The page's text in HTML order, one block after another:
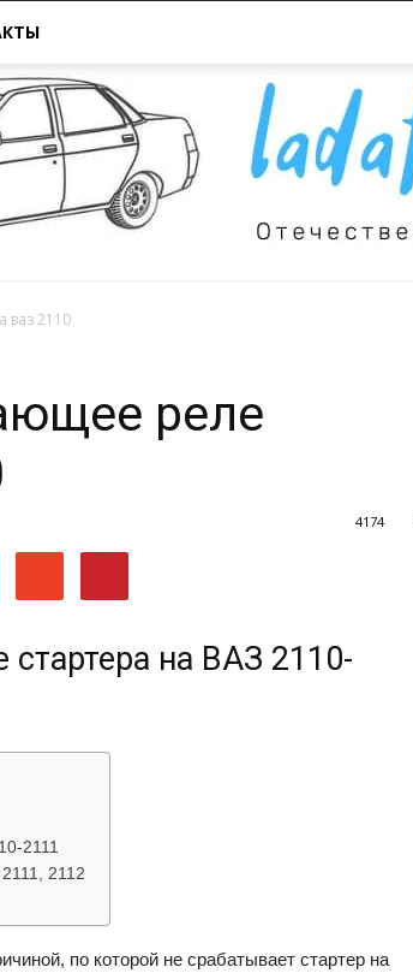
Лада
ваз 2110
реле
4174
на ВАЗ 2110-
2111
2112
по которой не срабатывает стартер на